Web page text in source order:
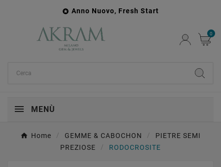
 Anno Nuovo, Fresh Start
0
MENÙ
Home GEMME & CABOCHON
PIETRE SEMI
PREZIOSE
RODOCROSITE